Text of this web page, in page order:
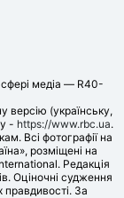
сфері медіа — R40-
версію (українську,
- https://www.rbc.ua.
Всі фотографії на
розміщені на
Редакція
Оціночні судження
За